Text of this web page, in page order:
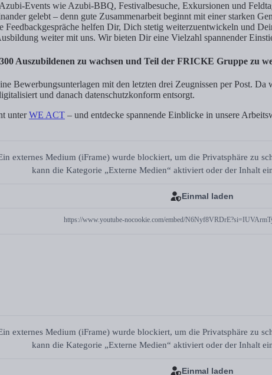
Events wie Azubi-BBQ, Festivalbesuche, Exkursionen und
gelebt – denn gute Zusammenarbeit beginnt mit einer starken
Feedbackgespräche helfen Dir, Dich stetig weiterzuentwickeln und
weiter mit uns. Wir bieten Dir eine Vielzahl spannender
Auszubildenen zu wachsen und Teil der FRICKE Gruppe zu
Bewerbungsunterlagen mit den letzten drei Zeugnissen per Post.
und danach datenschutzkonform entsorgt.
unterWE ACT – und entdecke spannende Einblicke in unsere
externes Medium (iFrame) wurde blockiert, um die Privatsphäre zu
kann die Kategorie „Externe Medien“ aktiviert oder der Inhalt
Einmal laden
https://www.youtube-nocookie.com/embed/
externes Medium (iFrame) wurde blockiert, um die Privatsphäre zu
kann die Kategorie „Externe Medien“ aktiviert oder der Inhalt
Einmal laden